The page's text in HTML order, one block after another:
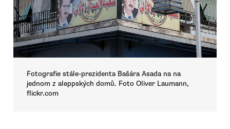
Fotografie stále-prezidenta Bašára Asada na na
jednom z aleppských domů. Foto Oliver Laumann,
flickr.com